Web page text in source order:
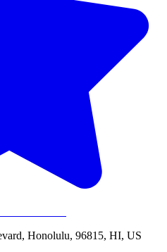
Honolulu, 96815, HI, US